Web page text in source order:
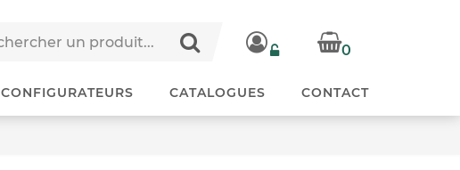
0
CONFIGURATEURS CATALOGUES CONTACT